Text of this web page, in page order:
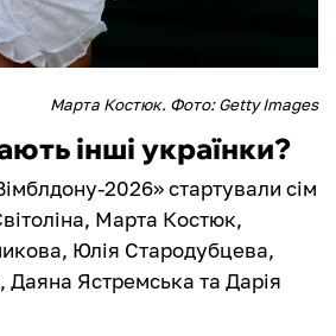
Марта Костюк. Фото: Getty Images
інші українки?
2026» стартували сім
Марта Костюк,
Юлія Стародубцева,
Даяна Ястремська та Дарія